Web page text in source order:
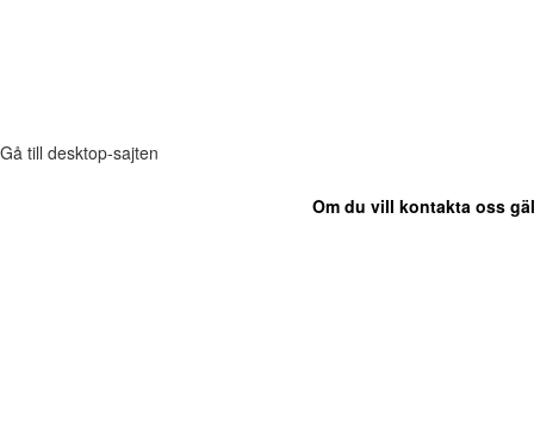
Gå till desktop-sajten
Om du vill kontakta oss